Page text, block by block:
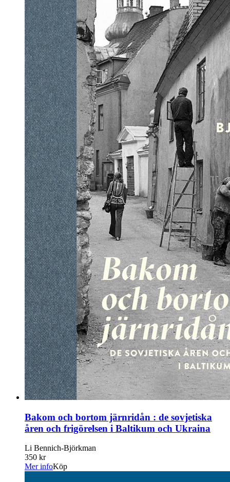
Bakom och bortom järnridån : de sovjetiska
åren och frigörelsen i Baltikum och Ukraina
Li Bennich-Björkman
350 kr
Mer infoKöp